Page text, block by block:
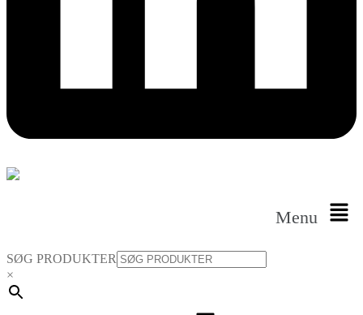
Menu
SØG PRODUKTER
×